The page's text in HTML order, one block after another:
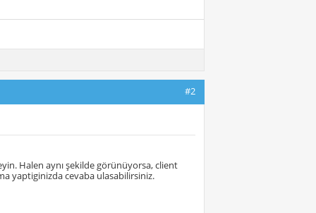
#2
Halen aynı şekilde görünüyorsa, client
yaptiginizda cevaba ulasabilirsiniz.